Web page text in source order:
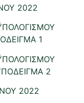
2022
1
2
2022